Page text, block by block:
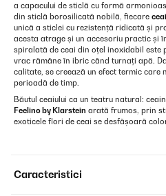
a capacului de sticlă cu formă
din sticlă borosilicată nobilă, fiecare
unică a sticlei cu rezistență ridicată și
acesta atrage și un accesoriu practic și
spiralată de ceai din oțel inoxidabil este
vrac rămâne în ibric când turnați apă.
calitate, se creează un efect termic care
perioadă de timp.
Băutul ceaiului ca un teatru natural:
Feelino by Klarstein arată frumos, prin
exoticele flori de ceai se desfășoară
Caracteristici